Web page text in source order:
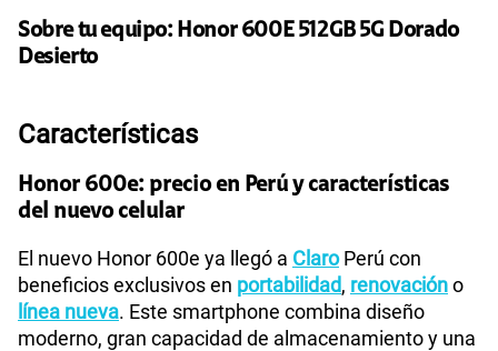
Sobre tu equipo: Honor 600E 512GB 5G Dorado
Desierto
Características
Honor 600e: precio en Perú y características
del nuevo celular
El nuevo Honor 600e ya llegó a ClaroPerú con
beneficios exclusivos en portabilidad, renovacióno
línea nueva. Este smartphone combina diseño
moderno, gran capacidad de almacenamiento y una